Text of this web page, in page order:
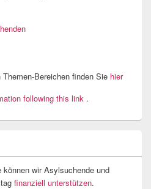
Bereichen finden Sie hier
following this link .
können wir Asylsuchende und
finanziell unterstützen.